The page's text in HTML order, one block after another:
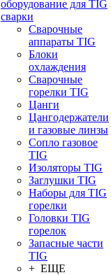
оборудование для TIG
сварки
Сварочные
аппараты TIG
Блоки
охлаждения
Сварочные
горелки TIG
Цанги
Цангодержатели
и газовые линзы
Сопло газовое
TIG
Изоляторы TIG
Заглушки TIG
Наборы для TIG
горелки
Головки TIG
горелок
Запасные части
TIG
+ ЕЩЕ